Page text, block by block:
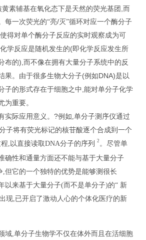
黄素辅基在氧化态下是天然的荧光基团 而
每一次荧光的“亮/灭”循环对应一个酶分子
得对单个酶分子反应的实时观察成为可
化学反应是随机发生的(即化学反应发生所
布的),而不像在拥有大量分子系统中的反
果。由于很多生物大分子(例如DNA)是以
子的形式存在于细胞之中 ,能对单分子化学
为重要。
实际应用意义。 ?例如,单分子测序仪通过
子将有荧光标记的核苷酸逐个合成到一个
, 以直接读取DNA分子的序列 2 。尽管单
确性和通量方面还不能与基于大量分子
,但它的一个独特的优势是能够测很长
以来基于大量分子(而不是单分子)的“ 新
现,已开启了激动人心的个体化医疗的新
域,单分子生物学不仅在体外而且在活细胞